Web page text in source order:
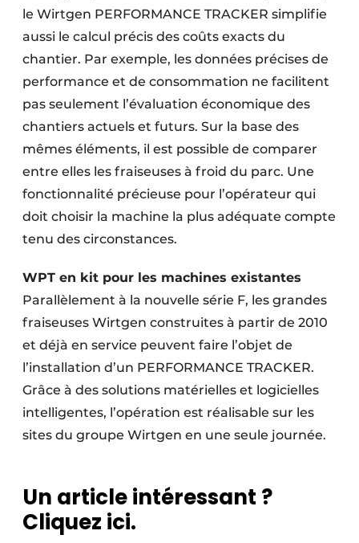
le Wirtgen PERFORMANCE TRACKER simplifie
aussi le calcul précis des coûts exacts du
chantier. Par exemple, les données précises de
performance et de consommation ne facilitent
pas seulement l’évaluation économique des
chantiers actuels et futurs. Sur la base des
mêmes éléments, il est possible de comparer
entre elles les fraiseuses à froid du parc. Une
fonctionnalité précieuse pour l’opérateur qui
doit choisir la machine la plus adéquate compte
tenu des circonstances.
WPT en kit pour les machines existantes
Parallèlement à la nouvelle série F, les grandes
fraiseuses Wirtgen construites à partir de 2010
et déjà en service peuvent faire l’objet de
l’installation d’un PERFORMANCE TRACKER.
Grâce à des solutions matérielles et logicielles
intelligentes, l’opération est réalisable sur les
sites du groupe Wirtgen en une seule journée.
Un article intéressant ?
Cliquez ici.